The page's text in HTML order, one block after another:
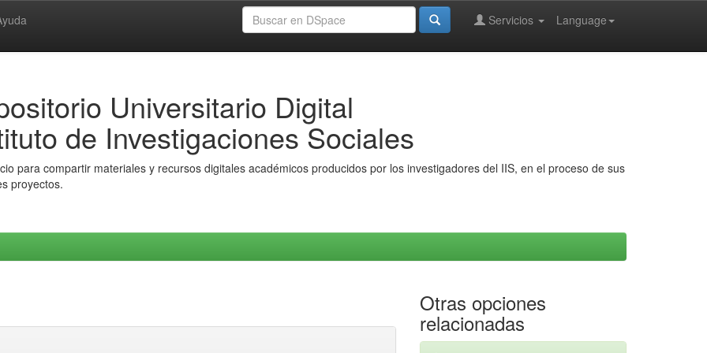
Language
Servicios
Universitario Digital
de Investigaciones Sociales
para compartir materiales y recursos digitales académicos producidos por los investigadores del IIS, en el proceso de sus
proyectos.
Otras opciones
relacionadas